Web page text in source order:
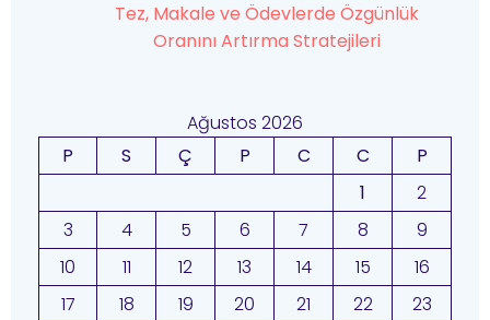
Tez, Makale ve Ödevlerde Özgünlük
Oranını Artırma Stratejileri
Ağustos 2026
P
S Ç P C C
P
1
2
3
4 5 6 7 8
9
10
11 12 13 14 15
16
17
18 19 20 21 22
23